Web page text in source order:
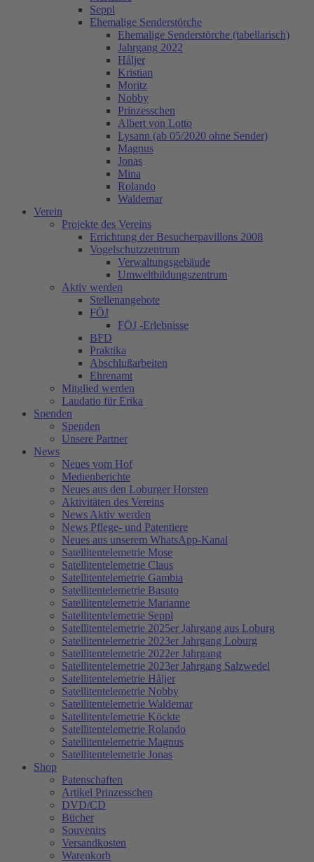
Seppl
Ehemalige Senderstörche
Ehemalige Senderstörche (tabellarisch)
Jahrgang 2022
Håljer
Kristian
Moritz
Nobby
Prinzesschen
Albert von Lotto
Lysann (ab 05/2020 ohne Sender)
Magnus
Jonas
Mina
Rolando
Waldemar
Verein
Projekte des Vereins
Errichtung der Besucherpavillons 2008
Vogelschutzzentrum
Verwaltungsgebäude
Umweltbildungszentrum
Aktiv werden
Stellenangebote
FÖJ
FÖJ -Erlebnisse
BFD
Praktika
Abschlußarbeiten
Ehrenamt
Mitglied werden
Laudatio für Erika
Spenden
Spenden
Unsere Partner
News
Neues vom Hof
Medienberichte
Neues aus den Loburger Horsten
Aktivitäten des Vereins
News Aktiv werden
News Pflege- und Patentiere
Neues aus unserem WhatsApp-Kanal
Satellitentelemetrie Mose
Satellitentelemetrie Claus
Satellitentelemetrie Gambia
Satellitentelemetrie Basuto
Satellitentelemetrie Marianne
Satellitentelemetrie Seppl
Satellitentelemetrie 2025er Jahrgang aus Loburg
Satellitentelemetrie 2023er Jahrgang Loburg
Satellitentelemetrie 2022er Jahrgang
Satellitentelemetrie 2023er Jahrgang Salzwedel
Satellitentelemetrie Håljer
Satellitentelemetrie Nobby
Satellitentelemetrie Waldemar
Satellitentelemetrie Köckte
Satellitentelemetrie Rolando
Satellitentelemetrie Magnus
Satellitentelemetrie Jonas
Shop
Patenschaften
Artikel Prinzesschen
DVD/CD
Bücher
Souvenirs
Versandkosten
Warenkorb